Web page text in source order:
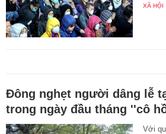
XÃ HỘI
Đông nghẹt người dâng lễ
trong ngày đầu tháng ''cô
Với